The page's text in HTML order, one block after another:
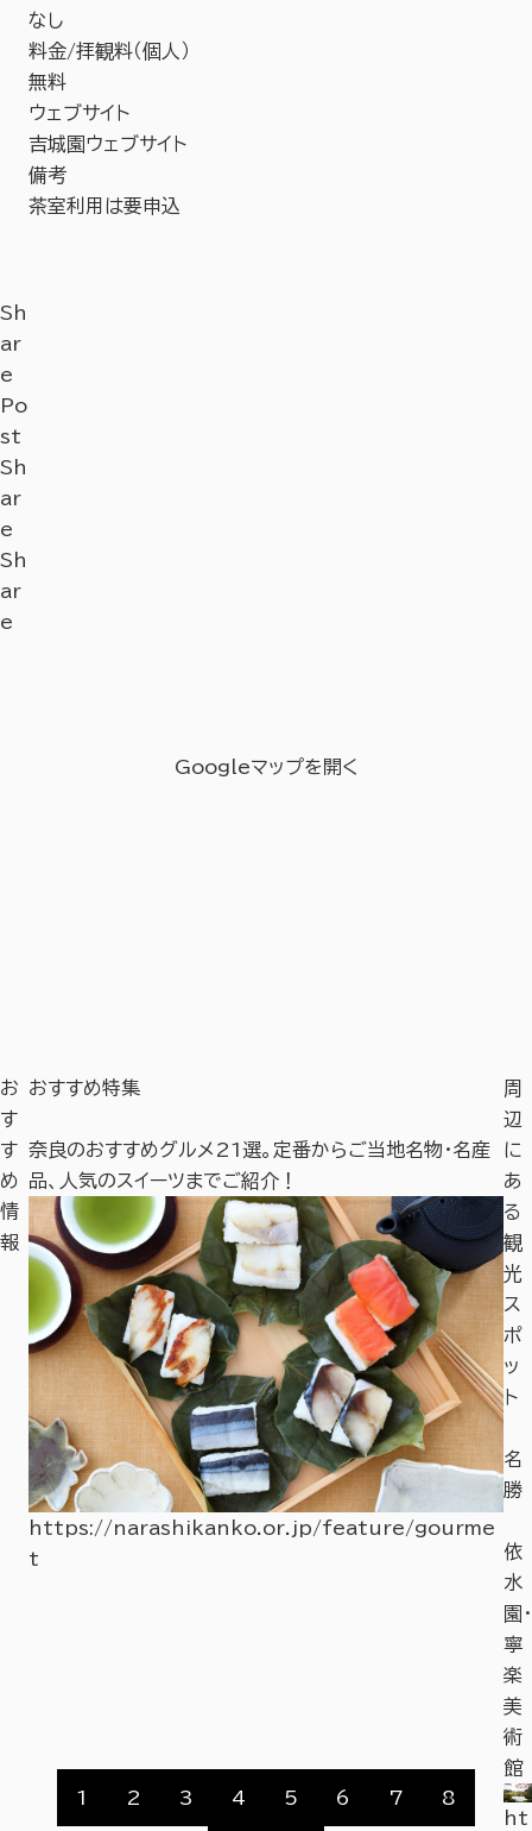
なし
料金/拝観料（個人）
無料
ウェブサイト
吉城園ウェブサイト
備考
茶室利用は要申込
Googleマップを開く
Sh
ar
e
Po
st
Sh
ar
e
Sh
ar
e
お
す
す
め
情
報
おすすめ特集
奈良のおすすめグルメ21選。定番からご当地名物・名産
品、人気のスイーツまでご紹介！
https://narashikanko.or.jp/feature/gourme
t
奈
や
r
1 2 3 4 5 6 7 8
周
辺
に
あ
る
観
光
ス
ポ
ッ
ト
飛
野
名
勝
依
水
園・
寧
楽
美
術
館
ht